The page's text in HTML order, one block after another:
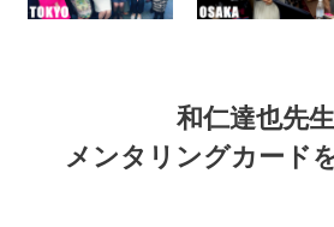
和仁達也先
メンタリングカード